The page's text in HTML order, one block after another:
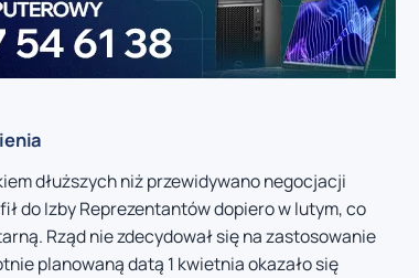
dłuższych niż przewidywano negocjacji
do Izby Reprezentantów dopiero w lutym, co
Rząd nie zdecydował się na zastosowanie
planowaną datą 1 kwietnia okazało się